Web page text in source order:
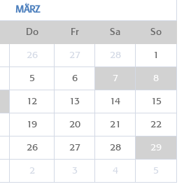
MÄRZ
Do Fr Sa So
26 27 28 1
5 6 7 8
12 13 14 15
19 20 21 22
26 27 28 29
2 3 4 5